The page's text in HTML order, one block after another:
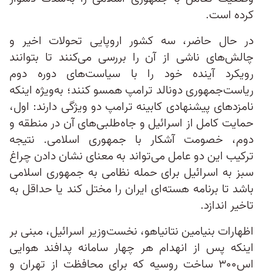
کرده است.
در حال حاضر، سه کشور اروپایی تحولات اخیر و
چالش‌های ناشی از آن را بررسی می‌کنند تا بتوانند
رویکرد آینده خود را با سیاست‌های دوره دوم
ریاست‌جمهوری دونالد ترامپ همسو کنند؛ به‌ویژه اینکه
نامزدهای پیشنهادی کابینه ترامپ دو ویژگی دارند: اول،
حمایت کامل از اسرائیل و جاه‌طلبی‌های آن در منطقه و
دوم، خصومت آشکار با جمهوری اسلامی. نتیجه
ترکیب این دو عامل می‌تواند به معنای نشان دادن چراغ
سبز به اسرائیل برای حمله نظامی به جمهوری اسلامی
باشد تا برنامه هسته‌ای ایران را مختل کند یا حداقل به
تاخیر اندازد.
اظهارات بنیامین نتانیاهو، نخست‌وزیر اسرائیل، مبنی بر
اینکه پس از انهدام هر چهار سامانه پدافند هوایی
اس۳۰۰ ساخت روسیه که برای محافظت از تهران و